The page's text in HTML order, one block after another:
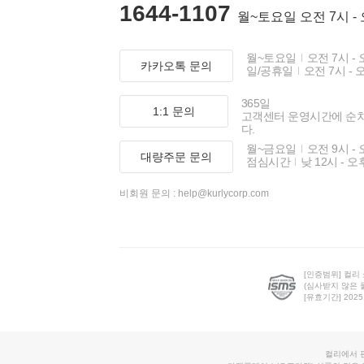
1644-1107 월~토요일 오전 7시 -
카카오톡 문의
월~토요일
오전 7시 -
일/공휴일
오전 7시 -
1:1 문의
365일
고객센터 운영시간에 순
다.
대량주문 문의
월~금요일
오전 9시 -
점심시간
낮 12시 - 오
비회원 문의 : help@kurlycorp.com
[인증범위] 컬리
(심사받지 않은
[유효기간]
컬리에서